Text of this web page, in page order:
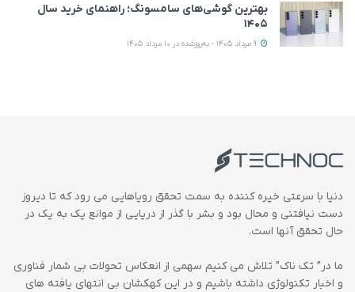
بهترین گوشی‌های سامسونگ؛ راهنمای خرید سال
۱۴۰۵
دنیا با سرعتی خیره کننده به سمت تحقق رویاهایی می رود که تا دیروز
دست نیافتنی و محال بود و بشر با گذر از دریایی از موانع یک به یک در
حال تحقق آنها است.
ما در” تک ناک” تلاش می کنیم سهمی از انعکاس تحولات بی شمار فناوری
و اخبار تکنولوژی داشته باشیم و در این کهکشان بی انتهای یافته های